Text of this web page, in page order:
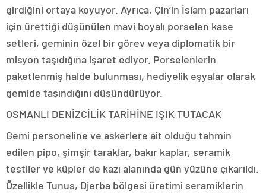
girdiğini ortaya koyuyor. Ayrıca, Çin’in İslam pazarları
için ürettiği düşünülen mavi boyalı porselen kase
setleri, geminin özel bir görev veya diplomatik bir
misyon taşıdığına işaret ediyor. Porselenlerin
paketlenmiş halde bulunması, hediyelik eşyalar olarak
gemide taşındığını düşündürüyor.
OSMANLI DENİZCİLİK TARİHİNE IŞIK TUTACAK
Gemi personeline ve askerlere ait olduğu tahmin
edilen pipo, şimşir taraklar, bakır kaplar, seramik
testiler ve küpler de kazı alanında gün yüzüne çıkarıldı.
Özellikle Tunus, Djerba bölgesi üretimi seramiklerin